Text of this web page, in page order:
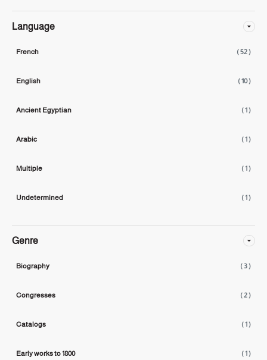
Language
French ( 52 )
English ( 10 )
Ancient Egyptian ( 1 )
Arabic ( 1 )
Multiple ( 1 )
Undetermined ( 1 )
Genre
Biography ( 3 )
Congresses ( 2 )
Catalogs ( 1 )
Early works to 1800 ( 1 )